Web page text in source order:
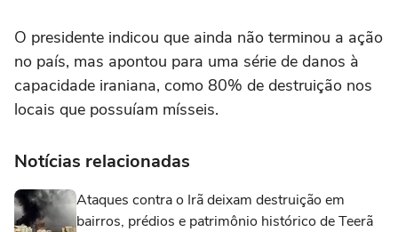
O presidente indicou que ainda não terminou a ação
no país, mas apontou para uma série de danos à
capacidade iraniana, como 80% de destruição nos
locais que possuíam mísseis.
Notícias relacionadas
Ataques contra o Irã deixam destruição em
bairros, prédios e patrimônio histórico de Teerã